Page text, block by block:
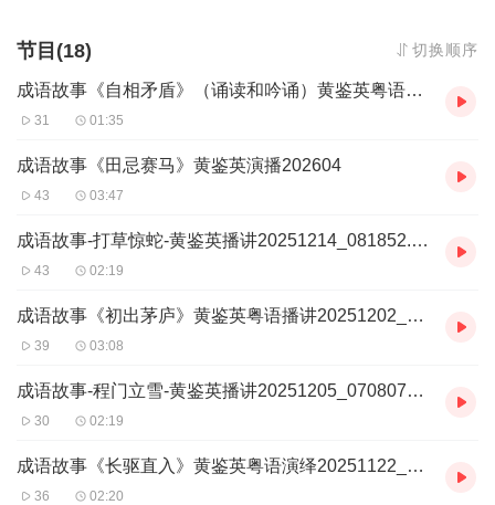
节目(18) 切换顺序
成语故事《自相矛盾》（诵读和吟诵）黄鉴英粤语202604
31 01:35
成语故事《田忌赛马》黄鉴英演播202604
43 03:47
成语故事-打草惊蛇-黄鉴英播讲20251214_081852.m4a
43 02:19
成语故事《初出茅庐》黄鉴英粤语播讲20251202_071854.m4a
39 03:08
成语故事-程门立雪-黄鉴英播讲20251205_070807_1.m4a
30 02:19
成语故事《长驱直入》黄鉴英粤语演绎20251122_072423.m4a
36 02:20